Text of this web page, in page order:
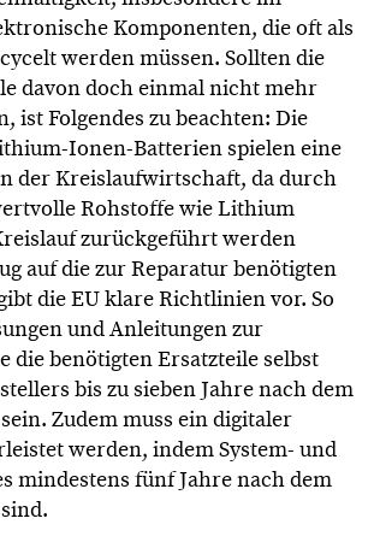
Komponenten, die oft als
werden müssen. Sollten die
davon doch einmal nicht mehr
ist Folgendes zu beachten: Die
Ionen-Batterien spielen eine
der Kreislaufwirtschaft, da durch
Rohstoffe wie Lithium
zurückgeführt werden
auf die zur Reparatur benötigten
die EU klare Richtlinien vor. So
und Anleitungen zur
die benötigten Ersatzteile selbst
bis zu sieben Jahre nach dem
Zudem muss ein digitaler
werden, indem System- und
mindestens fünf Jahre nach dem